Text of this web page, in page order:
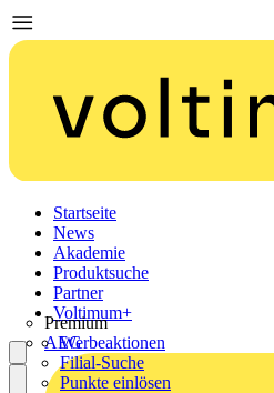
Startseite
News
Akademie
Produktsuche
Partner
Premium
AEG
Voltimum+
Werbeaktionen
Filial-Suche
Punkte einlösen